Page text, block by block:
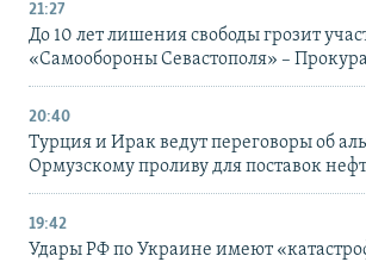
21:27
До 10 лет лишения свободы грозит
«Самообороны Севастополя» –
20:40
Турция и Ирак ведут переговоры об
Ормузскому проливу для поставок
19:42
Удары РФ по Украине имеют